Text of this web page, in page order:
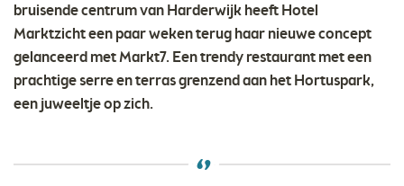
bruisende centrum van Harderwijk heeft Hotel
Marktzicht een paar weken terug haar nieuwe concept
gelanceerd met Markt7. Een trendy restaurant met een
prachtige serre en terras grenzend aan het Hortuspark,
een juweeltje op zich.